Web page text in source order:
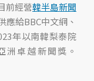
前經營韓半島新聞
應給BBC中文網、
年以南韓梨泰院
洲卓越新聞獎。